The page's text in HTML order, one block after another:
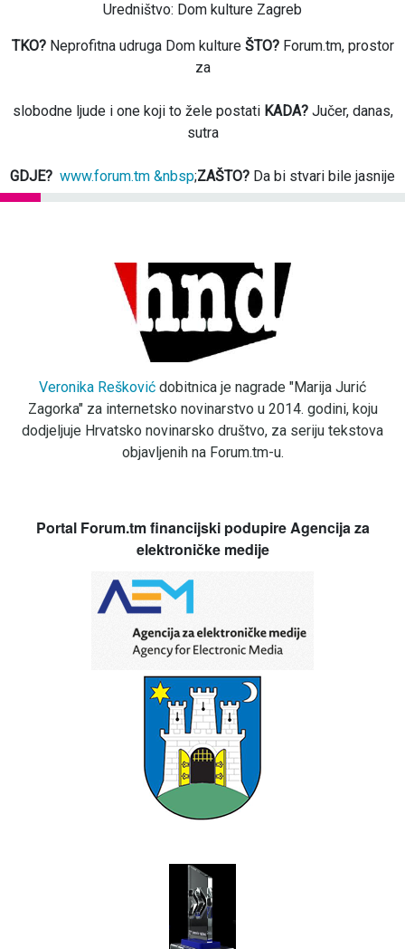
Uredništvo: Dom kulture Zagreb
TKO?Neprofitna udruga Dom kulture ŠTO?Forum.tm, prostor
za
slobodne ljude i one koji to žele postati KADA?Jučer, danas,
sutra
GDJE? www.forum.tm &nbsp;ZAŠTO? Da bi stvari bile jasnije
Veronika Rešković dobitnica je nagrade "Marija Jurić
Zagorka" za internetsko novinarstvo u 2014. godini, koju
dodjeljuje Hrvatsko novinarsko društvo, za seriju tekstova
objavljenih na Forum.tm-u.
Portal Forum.tm financijski podupire Agencija za
elektroničke medije